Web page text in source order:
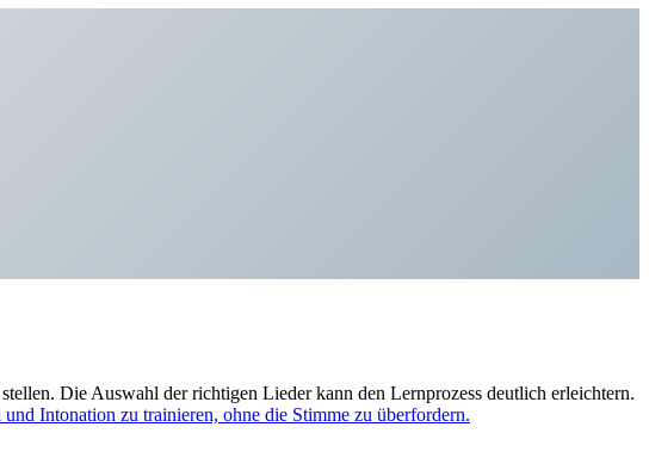
Die Auswahl der richtigen Lieder kann den Lernprozess deutlich erleichtern.
Intonation zu trainieren, ohne die Stimme zu überfordern.